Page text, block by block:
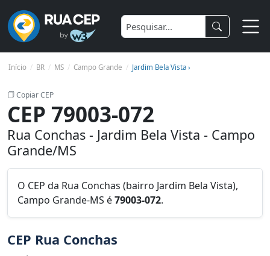
Início BR MS Campo Grande Jardim Bela Vista ›
Copiar CEP
CEP 79003-072
Rua Conchas - Jardim Bela Vista - Campo
Grande/MS
O CEP da Rua Conchas (bairro Jardim Bela Vista),
Campo Grande-MS é79003-072.
CEP Rua Conchas